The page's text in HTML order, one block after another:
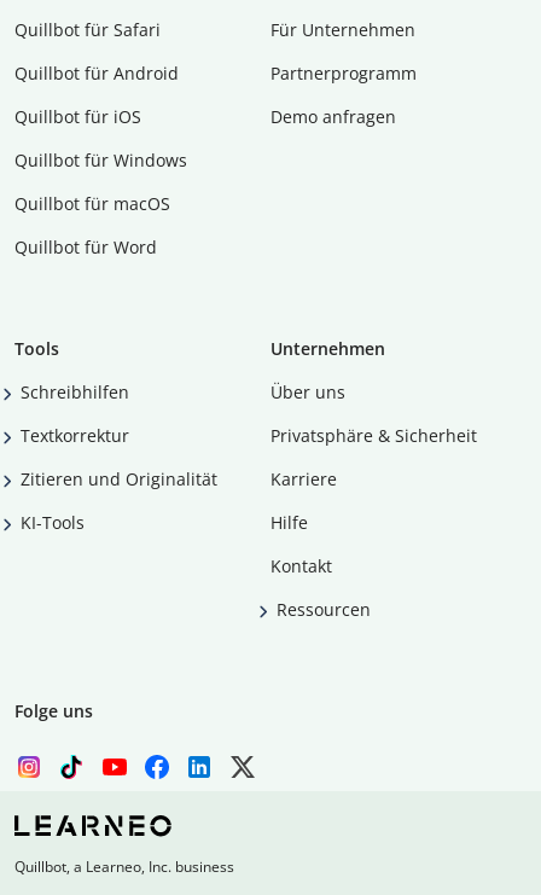
Quillbot für Safari
Quillbot für Android
Quillbot für iOS
Quillbot für Windows
Quillbot für macOS
Quillbot für Word
Für Unternehmen
Partnerprogramm
Demo anfragen
Tools
Schreibhilfen
Textkorrektur
Zitieren und Originalität
KI-Tools
Unternehmen
Über uns
Privatsphäre & Sicherheit
Karriere
Hilfe
Kontakt
Ressourcen
Folge uns
Quillbot, a Learneo, Inc. business